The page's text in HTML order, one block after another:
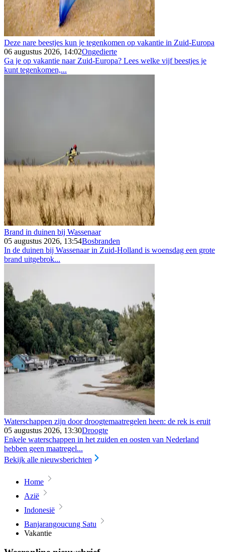
Deze nare beestjes kun je tegenkomen op vakantie in Zuid-Europa
06 augustus 2026, 14:02Ongedierte
Ga je op vakantie naar Zuid-Europa? Lees welke vijf beestjes je
kunt tegenkomen,...
Brand in duinen bij Wassenaar
05 augustus 2026, 13:54Bosbranden
In de duinen bij Wassenaar in Zuid-Holland is woensdag een grote
brand uitgebrok...
Waterschappen zijn door droogtemaatregelen heen: de rek is eruit
05 augustus 2026, 13:30Droogte
Enkele waterschappen in het zuiden en oosten van Nederland
hebben geen maatregel...
Bekijk alle nieuwsberichten
Home
Azië
Indonesië
Banjarangoucung Satu
Vakantie